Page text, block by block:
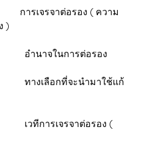
จรจาต่อรอง ( ความ
)
การต่อรอง
จะนำมาใช้แก้
รจาต่อรอง (